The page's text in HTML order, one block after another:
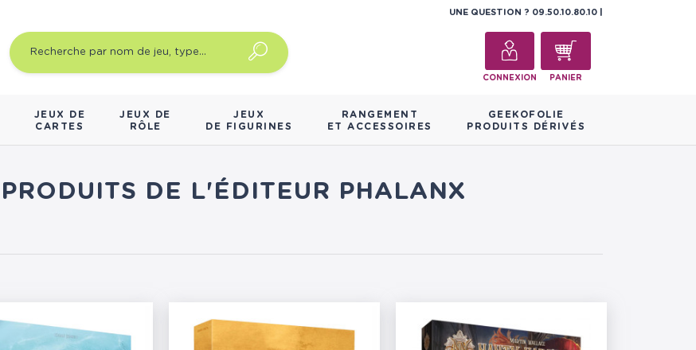
UNE QUESTION ? 09.50.10.80.10
CONNEXION PANIER
JEUX DE
CARTES
JEUX DE
RÔLE
JEUX
DE FIGURINES
RANGEMENT
ET ACCESSOIRES
GEEKOFOLIE
PRODUITS DÉRIVÉS
DE L'ÉDITEUR PHALANX